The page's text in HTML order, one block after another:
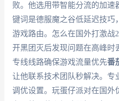
败。他选用带智能分流的加速
键词是德服魔之谷低延迟技巧
游戏路由。怎么在国外打激战
开黑团灭后发现问题在高峰时
专线线路确保游戏流量优先番
让他联系技术团队秒解决。专
调优设置。玩蛋仔派对在国外